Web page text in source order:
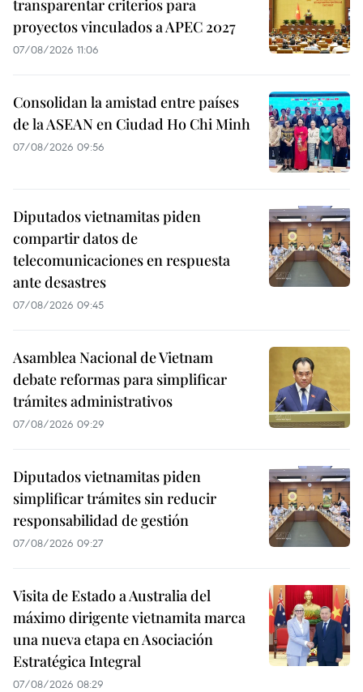
transparentar criterios para
proyectos vinculados a APEC 2027
07/08/2026 11:06
Consolidan la amistad entre países
de la ASEAN en Ciudad Ho Chi Minh
07/08/2026 09:56
Diputados vietnamitas piden
compartir datos de
telecomunicaciones en respuesta
ante desastres
07/08/2026 09:45
Asamblea Nacional de Vietnam
debate reformas para simplificar
trámites administrativos
07/08/2026 09:29
Diputados vietnamitas piden
simplificar trámites sin reducir
responsabilidad de gestión
07/08/2026 09:27
Visita de Estado a Australia del
máximo dirigente vietnamita marca
una nueva etapa en Asociación
Estratégica Integral
07/08/2026 08:29